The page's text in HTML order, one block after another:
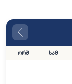
ორშ სამ